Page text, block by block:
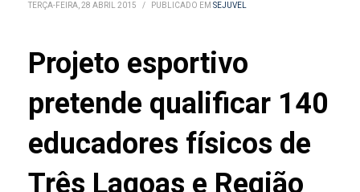
TERÇA-FEIRA, 28 ABRIL 2015 / PUBLICADO EM SEJUVEL
Projeto esportivo
pretende qualificar 140
educadores físicos de
Três Lagoas e Região